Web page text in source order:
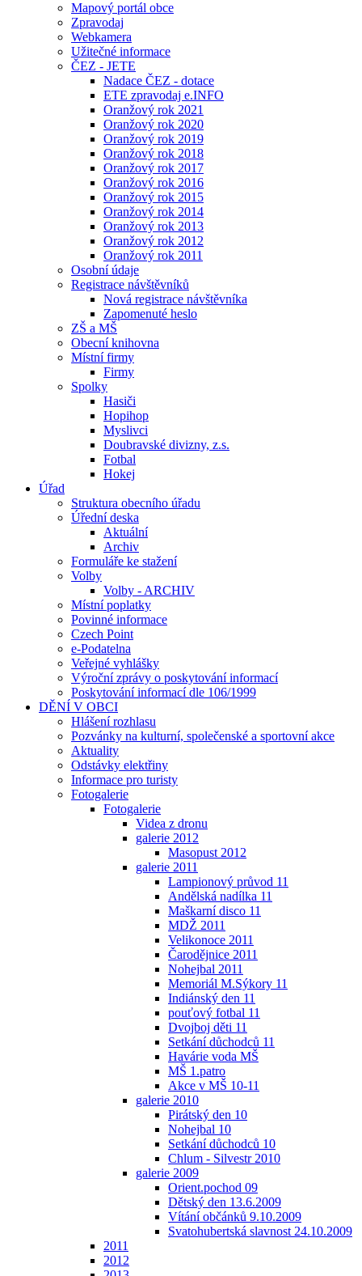
Mapový portál obce
Zpravodaj
Webkamera
Užitečné informace
ČEZ - JETE
Nadace ČEZ - dotace
ETE zpravodaj e.INFO
Oranžový rok 2021
Oranžový rok 2020
Oranžový rok 2019
Oranžový rok 2018
Oranžový rok 2017
Oranžový rok 2016
Oranžový rok 2015
Oranžový rok 2014
Oranžový rok 2013
Oranžový rok 2012
Oranžový rok 2011
Osobní údaje
Registrace návštěvníků
Nová registrace návštěvníka
Zapomenuté heslo
ZŠ a MŠ
Obecní knihovna
Místní firmy
Firmy
Spolky
Hasiči
Hopihop
Myslivci
Doubravské divizny, z.s.
Fotbal
Hokej
Úřad
Struktura obecního úřadu
Úřední deska
Aktuální
Archiv
Formuláře ke stažení
Volby
Volby - ARCHIV
Místní poplatky
Povinné informace
Czech Point
e-Podatelna
Veřejné vyhlášky
Výroční zprávy o poskytování informací
Poskytování informací dle 106/1999
DĚNÍ V OBCI
Hlášení rozhlasu
Pozvánky na kulturní, společenské a sportovní akce
Aktuality
Odstávky elektřiny
Informace pro turisty
Fotogalerie
Fotogalerie
Videa z dronu
galerie 2012
Masopust 2012
galerie 2011
Lampionový průvod 11
Andělská nadílka 11
Maškarní disco 11
MDŽ 2011
Velikonoce 2011
Čarodějnice 2011
Nohejbal 2011
Memoriál M.Sýkory 11
Indiánský den 11
pouťový fotbal 11
Dvojboj děti 11
Setkání důchodců 11
Havárie voda MŠ
MŠ 1.patro
Akce v MŠ 10-11
galerie 2010
Pirátský den 10
Nohejbal 10
Setkání důchodců 10
Chlum - Silvestr 2010
galerie 2009
Orient.pochod 09
Dětský den 13.6.2009
Vítání občánků 9.10.2009
Svatohubertská slavnost 24.10.2009
2011
2012